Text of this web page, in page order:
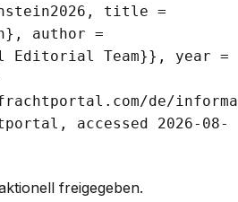
title =
author =
Editorial Team}}, year =
de/
accessed 2026-08-
freigegeben.